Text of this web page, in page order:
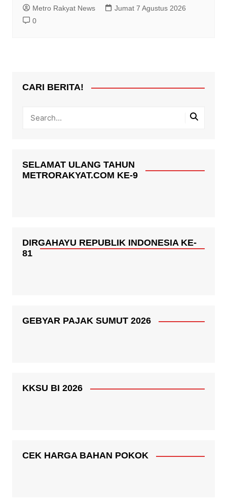
Metro Rakyat News
Jumat 7 Agustus 2026
0
CARI BERITA!
SELAMAT ULANG TAHUN
METRORAKYAT.COM KE-9
DIRGAHAYU REPUBLIK INDONESIA KE-
81
GEBYAR PAJAK SUMUT 2026
KKSU BI 2026
CEK HARGA BAHAN POKOK